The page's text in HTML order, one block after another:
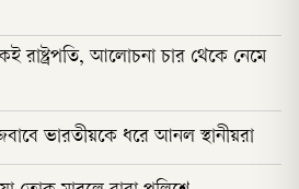
রাষ্ট্রপতি, আলোচনা চার থেকে নেমে
ভারতীয়কে ধরে আনল স্থানীয়রা